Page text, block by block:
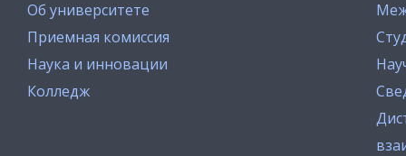
Об университете
Приемная комиссия
Наука и инновации
Колледж